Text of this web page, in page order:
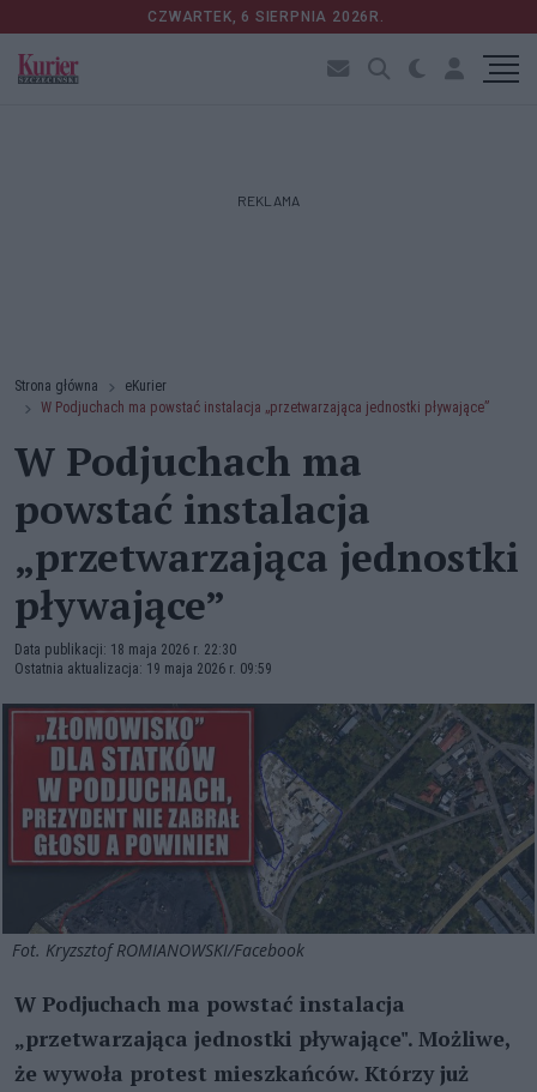
CZWARTEK, 6 SIERPNIA 2026R.
REKLAMA
Strona główna
eKurier
W Podjuchach ma powstać instalacja „przetwarzająca jednostki pływające”
W Podjuchach ma
powstać instalacja
„przetwarzająca jednostki
pływające”
Data publikacji: 18 maja 2026 r. 22:30
Ostatnia aktualizacja: 19 maja 2026 r. 09:59
Fot. Kryzsztof ROMIANOWSKI/Facebook
W Podjuchach ma powstać instalacja
„przetwarzająca jednostki pływające". Możliwe,
że wywoła protest mieszkańców. Którzy już